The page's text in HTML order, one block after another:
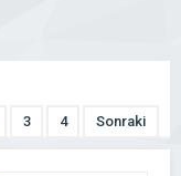
3 4 Sonraki